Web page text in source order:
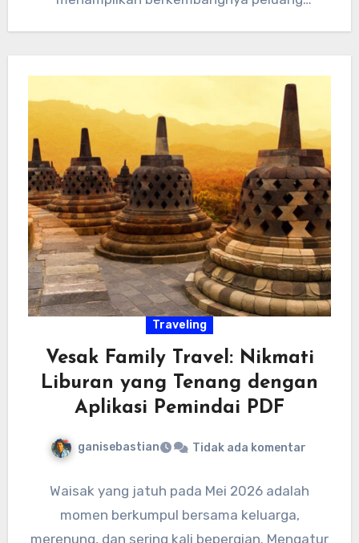
Traveling
Vesak Family Travel: Nikmati
Liburan yang Tenang dengan
Aplikasi Pemindai PDF
ganisebastian Tidak ada komentar
Waisak yang jatuh pada Mei 2026 adalah
momen berkumpul bersama keluarga,
merenung, dan sering kali bepergian. Mengatur